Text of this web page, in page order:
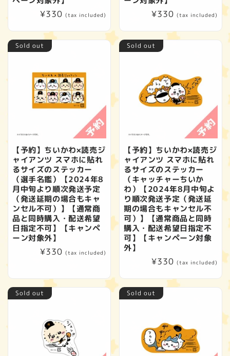
Regular
¥330 (tax included)
Regular
¥330 (tax included)
Sold out
【予約】ちいかわ×読売ジ
ャイアンツ スマホに貼れ
るサイズのステッカー
（選手名鑑）【2024年8
月中旬より順次発送予定
（発送延期の場合もキャ
ンセル不可）】【通常商
品と同時購入・配送希望
日指定不可】【キャンペ
ーン対象外】
Regular
¥330 (tax included)
Sold out
【予約】ちいかわ×読売ジ
ャイアンツ スマホに貼れ
るサイズのステッカー
（キャッチャーちいか
わ）【2024年8月中旬よ
り順次発送予定（発送延
期の場合もキャンセル不
可）】【通常商品と同時
購入・配送希望日指定不
可】【キャンペーン対象
外】
Regular
¥330 (tax included)
Sold out Sold out